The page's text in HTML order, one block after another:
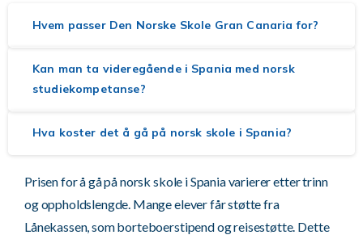
Hvem passer Den Norske Skole Gran Canaria for?
Kan man ta videregående i Spania med norsk
studiekompetanse?
Hva koster det å gå på norsk skole i Spania?
Prisen for å gå på norsk skole i Spania varierer etter trinn
og oppholdslengde. Mange elever får støtte fra
Lånekassen, som borteboerstipend og reisestøtte. Dette